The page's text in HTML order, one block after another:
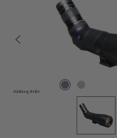
Abbildung ähnlich